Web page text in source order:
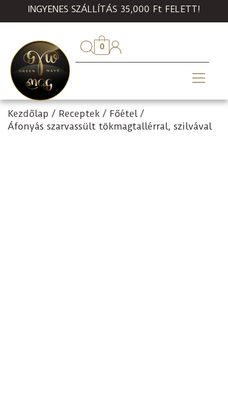
INGYENES SZÁLLÍTÁS 35,000 Ft FELETT!
0
Kezdőlap / Receptek / Főétel /
Áfonyás szarvassült tökmagtallérral, szilvával